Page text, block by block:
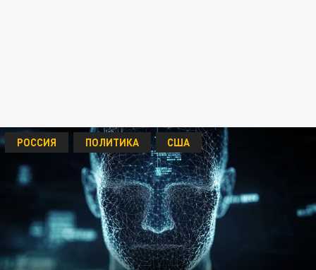
РОССИЯ ПОЛИТИКА США